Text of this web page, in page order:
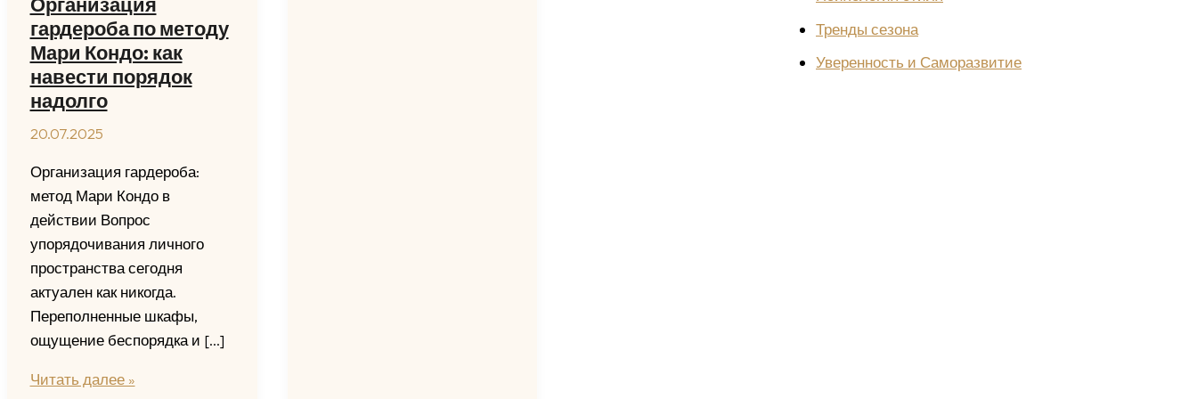
гардероба по методу
Мари Кондо: как
навести порядок
надолго
20.07.2025
Организация гардероба:
метод Мари Кондо в
действии Вопрос
упорядочивания личного
пространства сегодня
актуален как никогда.
Переполненные шкафы,
ощущение беспорядка и […]
Организация
Читать далее »
Тренды сезона
Уверенность и Саморазвитие